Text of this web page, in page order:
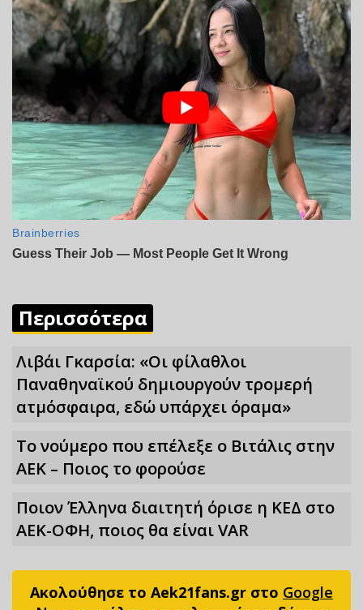
Περισσότερα
Λιβάι Γκαρσία: «Οι φίλαθλοι
Παναθηναϊκού δημιουργούν τρομερή
ατμόσφαιρα, εδώ υπάρχει όραμα»
Το νούμερο που επέλεξε ο Βιτάλις στην
ΑΕΚ – Ποιος το φορούσε
Ποιον Έλληνα διαιτητή όρισε η ΚΕΔ στο
ΑΕΚ-ΟΦΗ, ποιος θα είναι VAR
Ακολούθησε το Aek21fans.gr στο Google